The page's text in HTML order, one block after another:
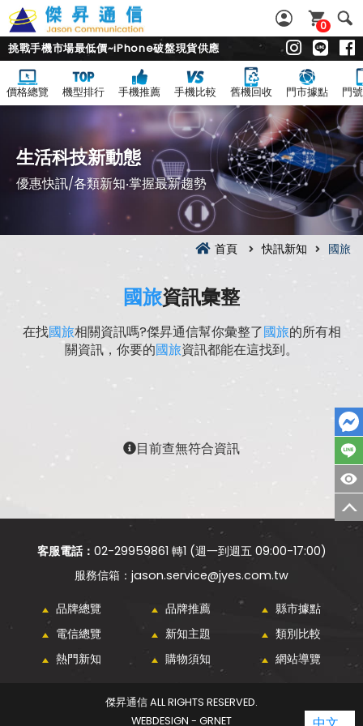
0
挑戰手機市場最低價~iPhone破盤現貨供應
價格總覽 機型排行 手機推薦 手機比較 舊機回收 門市據點 門
生活科技新動態
優惠快訊/各類新知‧掌握最新趨勢
首頁 快訊新知 國旅
國旅資訊彙整
在找國旅相關資訊嗎?傑昇通信幫你彙整了國旅的所有相
關資訊，你要的國旅資訊都能在這找到。
目前查無符合資訊
客服電話： 02-29959861 轉1 (週一到週五 09:00-17:00)
jason.service@jyes.com.tw
品牌總覽 品牌推薦
縣市據點
電信總覽
新知主題
類別比較
熱門新知
購物須知 網站導覽
傑昇通信 ALL RIGHTS RESERVED.
WEBDESIGN - GRNET